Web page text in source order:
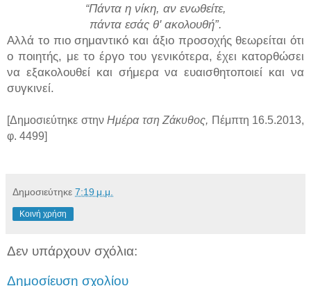
“Πάντα η νίκη, αν ενωθείτε,
πάντα εσάς θ' ακολουθή”.
Αλλά το πιο σημαντικό και άξιο προσοχής θεωρείται ότι
ο ποιητής, με το έργο του γενικότερα, έχει κατορθώσει
να εξακολουθεί και σήμερα να ευαισθητοποιεί και να
συγκινεί.
[Δημοσιεύτηκε στην Ημέρα τση Ζάκυθος, Πέμπτη 16.5.2013,
φ. 4499]
Δημοσιεύτηκε 7:19 μ.μ.
Κοινή χρήση
Δεν υπάρχουν σχόλια:
Δημοσίευση σχολίου